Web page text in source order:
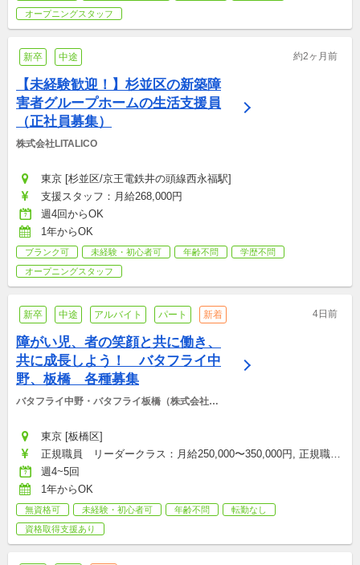
オープニングスタッフ
新卒 中途 約2ヶ月前
【未経験歓迎！】杉並区の新築障
害者グループホームの生活支援員
（正社員募集）
株式会社LITALICO
東京 [杉並区/京王電鉄井の頭線西永福駅]
支援スタッフ：月給268,000円
週4回からOK
1年からOK
ブランク可 未経験・初心者可 年齢不問
学歴不問
オープニングスタッフ
新卒 中途 アルバイト パート 新着 4日前
障がい児、者の笑顔と共に働き、
共に成長しよう！　バタフライ中
野、板橋　各種募集
バタフライ中野・バタフライ板橋（株式会社
東京 [板橋区]
正規職員　リーダークラス：月給250,000〜350,000円, 正規職
員、契約職員：月給250,000〜301,000円, 非常勤職員：時給
1,300〜2,000円
週4~5回
1年からOK
無資格可 未経験・初心者可 年齢不問
転勤なし
資格取得支援あり